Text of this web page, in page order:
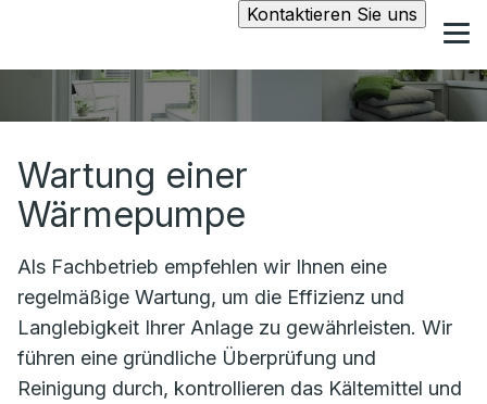
Kontaktieren Sie uns
Wartung einer
Wärmepumpe
Als Fachbetrieb empfehlen wir Ihnen eine
regelmäßige Wartung, um die Effizienz und
Langlebigkeit Ihrer Anlage zu gewährleisten. Wir
führen eine gründliche Überprüfung und
Reinigung durch, kontrollieren das Kältemittel und